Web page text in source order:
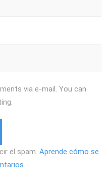
via e-mail. You can
el spam. Aprende cómo se